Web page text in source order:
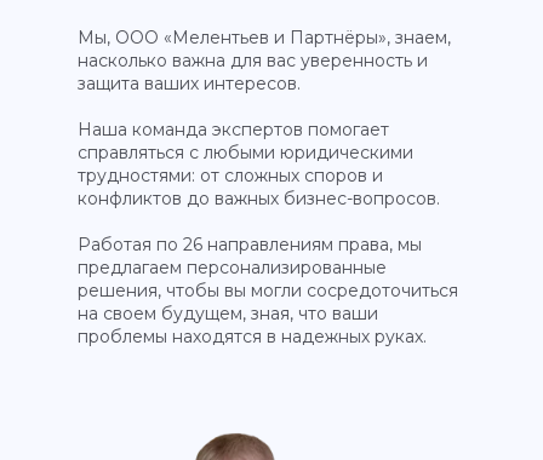
Мы, ООО «Мелентьев и Партнёры», знаем,
насколько важна для вас уверенность и
защита ваших интересов.
Наша команда экспертов помогает
справляться с любыми юридическими
трудностями: от сложных споров и
конфликтов до важных бизнес-вопросов.
Работая по 26 направлениям права, мы
предлагаем персонализированные
решения, чтобы вы могли сосредоточиться
на своем будущем, зная, что ваши
проблемы находятся в надежных руках.